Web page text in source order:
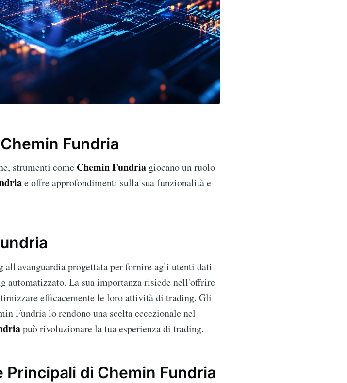
Fundria
strumenti come Chemin Fundria giocano un ruolo
e offre approfondimenti sulla sua funzionalità e
all'avanguardia progettata per fornire agli utenti dati
automatizzato. La sua importanza risiede nell'offrire
efficacemente le loro attività di trading. Gli
Fundria lo rendono una scelta eccezionale nel
può rivoluzionare la tua esperienza di trading.
di Chemin Fundria